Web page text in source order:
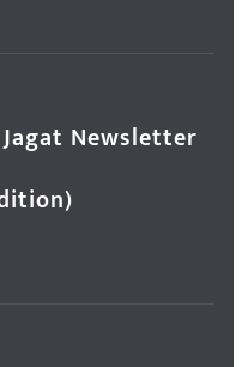
Newsletter